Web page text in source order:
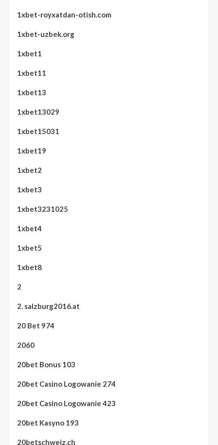
1xbet-royxatdan-otish.com
1xbet-uzbek.org
1xbet1
1xbet11
1xbet13
1xbet13029
1xbet15031
1xbet19
1xbet2
1xbet3
1xbet3231025
1xbet4
1xbet5
1xbet8
2
2. salzburg2016.at
20 Bet 974
2060
20bet Bonus 103
20bet Casino Logowanie 274
20bet Casino Logowanie 423
20bet Kasyno 193
20betschweiz.ch